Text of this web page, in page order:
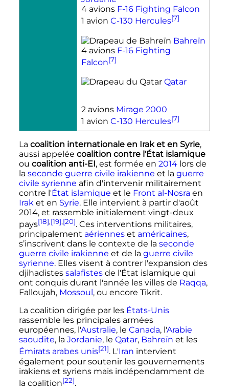
4 avions F-16 Fighting Falcon
1 avion C-130 Hercules[7]
Bahreïn
4 avions F-16 Fighting
Falcon[7]
Qatar
2 avions Mirage 2000
1 avion C-130 Hercules[7]
La coalition internationale en Irak et en Syrie,
aussi appelée coalition contre l'État islamique
ou coalition anti-EI, est formée en 2014lors de
la seconde guerre civile irakienne et la guerre
civile syrienne afin d'intervenir militairement
contre l'État islamique et le Front al-Nosra en
Iraket en Syrie. Elle intervient à partir d'août
2014, et rassemble initialement vingt-deux
pays[18],[19],[20]. Ces interventions militaires,
principalement aérienneset américaines,
s’inscrivent dans le contexte de la seconde
guerre civile irakienne et de la guerre civile
syrienne. Elles visent à contrer l'expansion des
djihadistes salafistesde l'État islamique qui
ont conquis durant l'année les villes de Raqqa,
Falloujah, Mossoul , ou encore Tikrit.
La coalition dirigée par les États-Unis
rassemble les principales armées
européennes, l'Australie, le Canada, l'Arabie
saoudite, la Jordanie, le Qatar, Bahreïn et les
Émirats arabes unis[21]. L'Iran intervient
également pour soutenir les gouvernements
irakiens et syriens mais indépendamment de
la coalition[22].